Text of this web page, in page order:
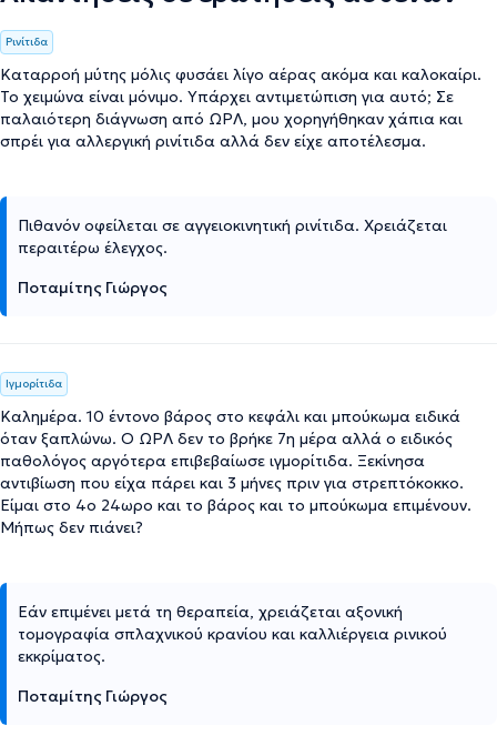
Ρινίτιδα
Καταρροή μύτης μόλις φυσάει λίγο αέρας ακόμα και καλοκαίρι.
Το χειμώνα είναι μόνιμο. Υπάρχει αντιμετώπιση για αυτό; Σε
παλαιότερη διάγνωση από ΩΡΛ, μου χορηγήθηκαν χάπια και
σπρέι για αλλεργική ρινίτιδα αλλά δεν είχε αποτέλεσμα.
Πιθανόν οφείλεται σε αγγειοκινητική ρινίτιδα. Χρειάζεται
περαιτέρω έλεγχος.
Ποταμίτης Γιώργος
Ιγμορίτιδα
Καλημέρα. 10 έντονο βάρος στο κεφάλι και μπούκωμα ειδικά
όταν ξαπλώνω. Ο ΩΡΛ δεν το βρήκε 7η μέρα αλλά ο ειδικός
παθολόγος αργότερα επιβεβαίωσε ιγμορίτιδα. Ξεκίνησα
αντιβίωση που είχα πάρει και 3 μήνες πριν για στρεπτόκοκκο.
Είμαι στο 4ο 24ωρο και το βάρος και το μπούκωμα επιμένουν.
Μήπως δεν πιάνει?
Εάν επιμένει μετά τη θεραπεία, χρειάζεται αξονική
τομογραφία σπλαχνικού κρανίου και καλλιέργεια ρινικού
εκκρίματος.
Ποταμίτης Γιώργος